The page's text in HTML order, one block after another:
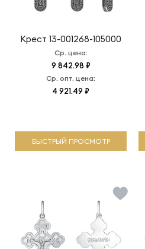
Крест 13-001268-105000
Ср. цена:
9 842.98 ₽
Ср. опт. цена:
4 921.49 ₽
БЫСТРЫЙ ПРОСМОТР